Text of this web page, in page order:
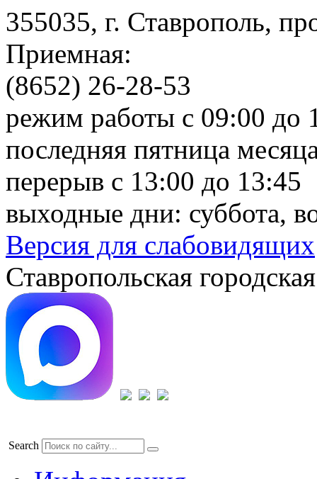
355035, г. Ставрополь,
Приемная:
(8652) 26-28-53
режим работы с 09:00 до
последняя пятница
перерыв с 13:00 до 13:45
выходные дни: суббота,
Версия для слабовидящих
Ставропольская
Search